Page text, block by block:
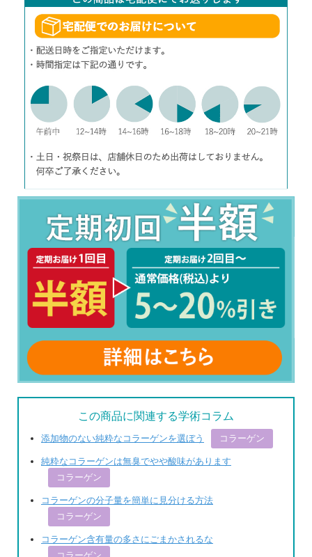
この商品に関連する学術コラム
添加物のない純粋なコラーゲンを選ぼう コラーゲン
純粋なコラーゲンは無臭でやや酸味があります
コラーゲン
コラーゲンの分子量を簡単に見分ける方法
コラーゲン
コラーゲン含有量の多さにごまかされるな